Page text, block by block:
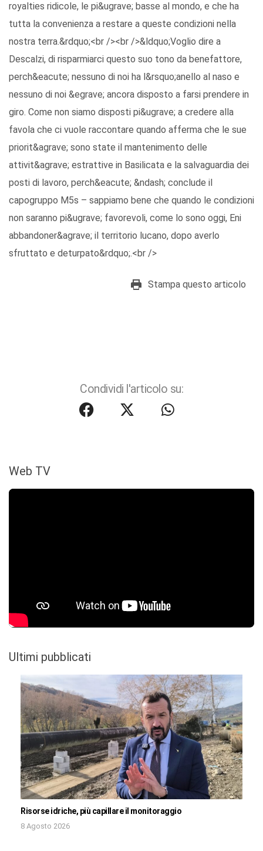
royalties ridicole, le pi&ugrave; basse al mondo, e che ha
tutta la convenienza a restare a queste condizioni nella
nostra terra.&rdquo;<br /><br />&ldquo;Voglio dire a
Descalzi, di risparmiarci questo suo tono da benefattore,
perch&eacute; nessuno di noi ha l&rsquo;anello al naso e
nessuno di noi &egrave; ancora disposto a farsi prendere in
giro. Come non siamo disposti pi&ugrave; a credere alla
favola che ci vuole raccontare quando afferma che le sue
priorit&agrave; sono state il mantenimento delle
attivit&agrave; estrattive in Basilicata e la salvaguardia dei
posti di lavoro, perch&eacute; &ndash; conclude il
capogruppo M5s – sappiamo bene che quando le condizioni
non saranno pi&ugrave; favorevoli, come lo sono oggi, Eni
abbandoner&agrave; il territorio lucano, dopo averlo
sfruttato e deturpato&rdquo;.<br />
Stampa questo articolo
Condividi l'articolo su:
Web TV
Ultimi pubblicati
Risorse idriche, più capillare il monitoraggio
8 Agosto 2026